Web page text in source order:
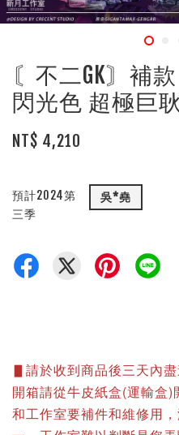
〘不二GK〙補
閃光色 超極巨
NT$ 4,210
預計2024第
三季
吳*堯
▋請於收到商品後三天內
開箱請從牛皮紙盒(運輸盒
和工作室要補件和維修用